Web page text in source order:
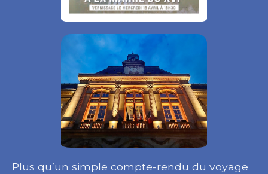
Plus qu’un simple compte-rendu du voyage